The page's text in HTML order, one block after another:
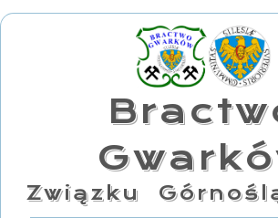
Związku